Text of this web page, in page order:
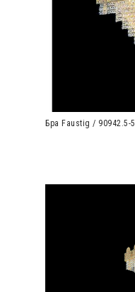
Бра Faustig / 90942.5-5